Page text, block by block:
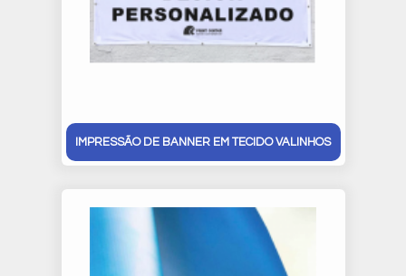
IMPRESSÃO DE BANNER EM TECIDO VALINHOS